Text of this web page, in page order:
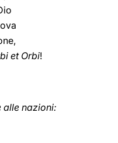
et Orbi!
alle nazioni: